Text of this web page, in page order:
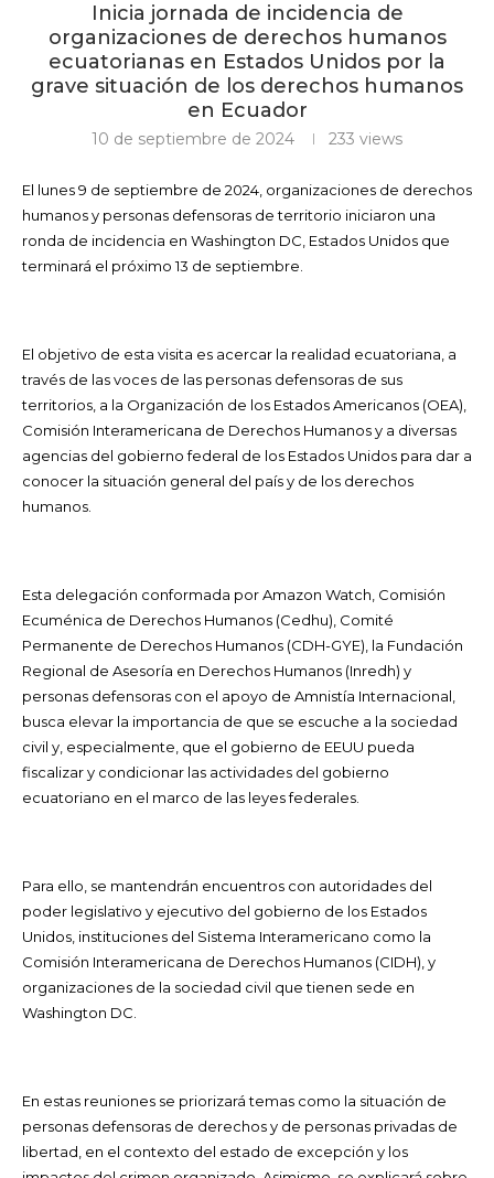
Inicia jornada de incidencia de
organizaciones de derechos humanos
ecuatorianas en Estados Unidos por la
grave situación de los derechos humanos
en Ecuador
10 de septiembre de 2024 233 views
El lunes 9 de septiembre de 2024, organizaciones de derechos
humanos y personas defensoras de territorio iniciaron una
ronda de incidencia en Washington DC, Estados Unidos que
terminará el próximo 13 de septiembre.
El objetivo de esta visita es acercar la realidad ecuatoriana, a
través de las voces de las personas defensoras de sus
territorios, a la Organización de los Estados Americanos (OEA),
Comisión Interamericana de Derechos Humanos y a diversas
agencias del gobierno federal de los Estados Unidos para dar a
conocer la situación general del país y de los derechos
humanos.
Esta delegación conformada por Amazon Watch, Comisión
Ecuménica de Derechos Humanos (Cedhu), Comité
Permanente de Derechos Humanos (CDH-GYE), la Fundación
Regional de Asesoría en Derechos Humanos (Inredh) y
personas defensoras con el apoyo de Amnistía Internacional,
busca elevar la importancia de que se escuche a la sociedad
civil y, especialmente, que el gobierno de EEUU pueda
fiscalizar y condicionar las actividades del gobierno
ecuatoriano en el marco de las leyes federales.
Para ello, se mantendrán encuentros con autoridades del
poder legislativo y ejecutivo del gobierno de los Estados
Unidos, instituciones del Sistema Interamericano como la
Comisión Interamericana de Derechos Humanos (CIDH), y
organizaciones de la sociedad civil que tienen sede en
Washington DC.
En estas reuniones se priorizará temas como la situación de
personas defensoras de derechos y de personas privadas de
libertad, en el contexto del estado de excepción y los